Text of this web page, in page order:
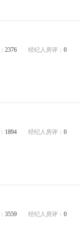
2376 经纪人房评： 0
1894 经纪人房评： 0
3559 经纪人房评： 0